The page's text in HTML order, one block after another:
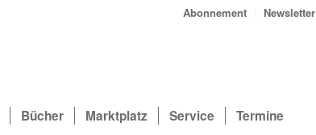
Abonnement Newsletter
Bücher Marktplatz Service Termine